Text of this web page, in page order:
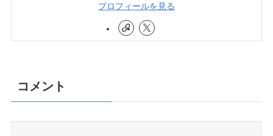
プロフィールを見る
コメント